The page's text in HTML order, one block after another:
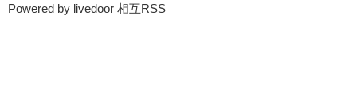
Powered by livedoor 相互RSS